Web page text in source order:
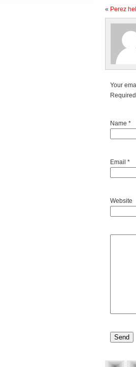
« Perez
Your
Name *
Email *
Website